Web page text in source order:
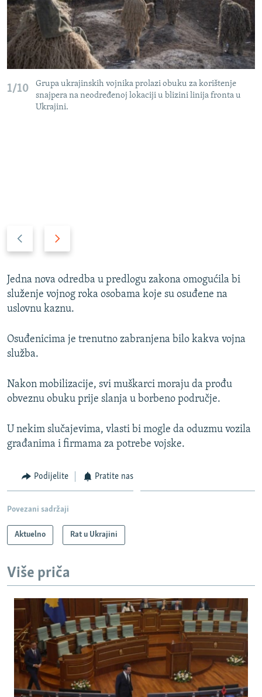
1/10
Grupa ukrajinskih vojnika prolazi obuku za korištenje
snajpera na neodređenoj lokaciji u blizini linija fronta u
Ukrajini.
t
h
o
n
i
l
d
e
d
n
s
Jedna nova odredba u predlogu zakona omogućila bi
služenje vojnog roka osobama koje su osuđene na
uslovnu kaznu.
Osuđenicima je trenutno zabranjena bilo kakva vojna
služba.
Nakon mobilizacije, svi muškarci moraju da prođu
obveznu obuku prije slanja u borbeno područje.
U nekim slučajevima, vlasti bi mogle da oduzmu vozila
građanima i firmama za potrebe vojske.
Podijelite Pratite nas
Povezani sadržaji
Aktuelno Rat u Ukrajini
Više priča